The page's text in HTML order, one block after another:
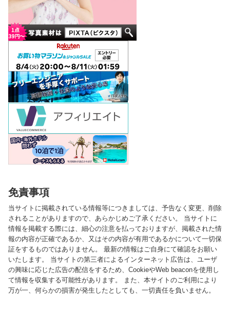
免責事項
当サイトに掲載されている情報等につきましては、予告なく変更、削除
されることがありますので、あらかじめご了承ください。 当サイトに
情報を掲載する際には、細心の注意を払っておりますが、掲載された情
報の内容が正確であるか、又はその内容が有用であるかについて一切保
証をするものではありません。 最新の情報はご自身にて確認をお願い
いたします。 当サイトの第三者によるインターネット広告は、ユーザ
の興味に応じた広告の配信をするため、CookieやWeb beaconを使用し
て情報を収集する可能性があります。 また、本サイトのご利用により
万が一、何らかの損害が発生したとしても、一切責任を負いません。